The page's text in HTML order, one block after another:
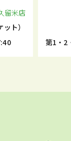
留米店
ット）
第1・2